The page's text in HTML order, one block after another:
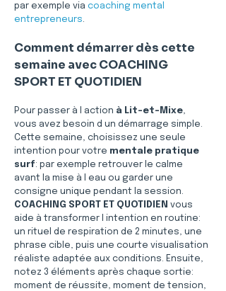
par exemple via coaching mental
entrepreneurs.
Comment démarrer dès cette
semaine avec COACHING
SPORT ET QUOTIDIEN
Pour passer à l action à Lit-et-Mixe,
vous avez besoin d un démarrage simple.
Cette semaine, choisissez une seule
intention pour votre mentale pratique
surf: par exemple retrouver le calme
avant la mise à l eau ou garder une
consigne unique pendant la session.
COACHING SPORT ET QUOTIDIEN vous
aide à transformer l intention en routine:
un rituel de respiration de 2 minutes, une
phrase cible, puis une courte visualisation
réaliste adaptée aux conditions. Ensuite,
notez 3 éléments après chaque sortie:
moment de réussite, moment de tension,